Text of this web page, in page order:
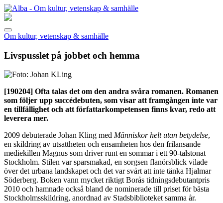
Om kultur, vetenskap & samhälle
Livspusslet på jobbet och hemma
[190204] Ofta talas det om den andra svåra romanen. Romanen
som följer upp succédebuten, som visar att framgången inte var
en tillfällighet och att författarkompetensen finns kvar, redo att
leverera mer.
2009 debuterade Johan Kling med Människor helt utan betydelse,
en skildring av utsattheten och ensamheten hos den frilansande
mediekillen Magnus som driver runt en sommar i ett 90-talstonat
Stockholm. Stilen var sparsmakad, en sorgsen flanörsblick vilade
över det urbana landskapet och det var svårt att inte tänka Hjalmar
Söderberg. Boken vann mycket riktigt Borås tidningsdebutantpris
2010 och hamnade också bland de nominerade till priset för bästa
Stockholmsskildring, anordnad av Stadsbiblioteket samma år.